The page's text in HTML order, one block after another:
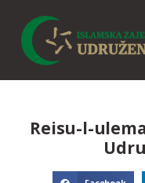
Reisu-l-